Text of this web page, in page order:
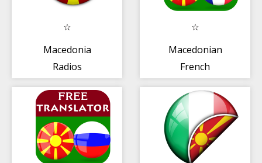
Macedonia
Radios
Macedonian
French